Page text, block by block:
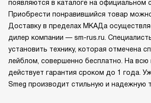
появляются в каталоге на официальном
Приобрести понравившийся товар
Доставку в пределах МКАДа
дилер компании — sm-rus.ru.
установить технику, которая отмечена
лейблом, совершенно бесплатно. На
действует гарантия сроком до 1 года.
Smeg производит стильную и надежную